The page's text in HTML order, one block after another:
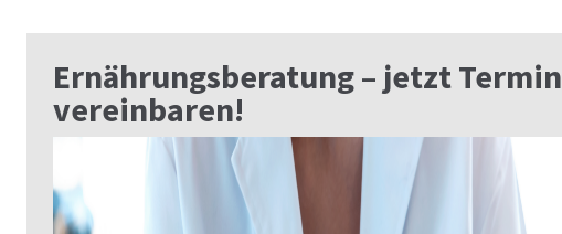
Ernährungsberatung – jetzt Termin
vereinbaren!